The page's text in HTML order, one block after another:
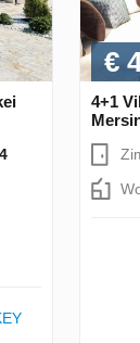
4
€
4+1